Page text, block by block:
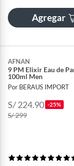
Agregar
AFNAN
9 PM Elixir Eau de
100ml Men
Por BERAUS IMPORT
S/ 224.90 -25%
S/ 299